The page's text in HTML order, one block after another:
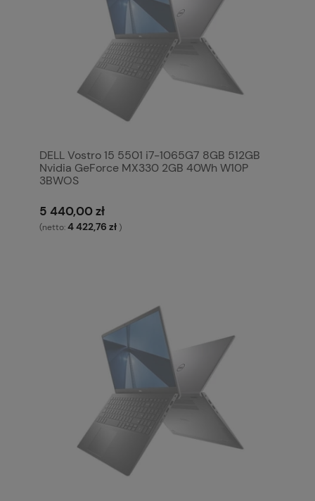
DELL Vostro 15 5501 i7-1065G7 8GB 512GB
Nvidia GeForce MX330 2GB 40Wh W10P
3BWOS
5 440,00 zł
(netto:4 422,76 zł )